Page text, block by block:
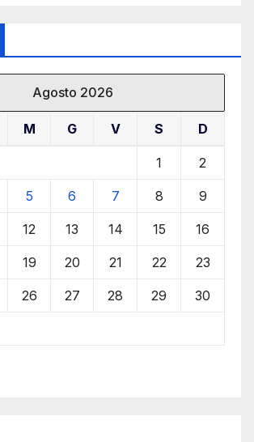
Agosto 2026
M G V S D
1 2
5 6 7 8 9
12 13 14 15 16
19 20 21 22 23
26 27 28 29 30